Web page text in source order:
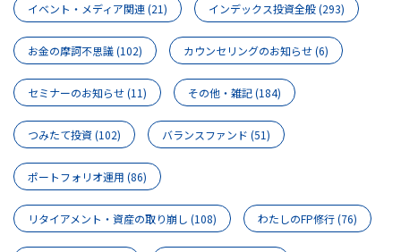
イベント・メディア関連(21) インデックス投資全般(293)
お金の摩訶不思議(102) カウンセリングのお知らせ(6)
セミナーのお知らせ(11) その他・雑記(184)
つみたて投資(102) バランスファンド (51)
ポートフォリオ運用 (86)
リタイアメント・資産の取り崩し (108) わたしのFP修行(76)